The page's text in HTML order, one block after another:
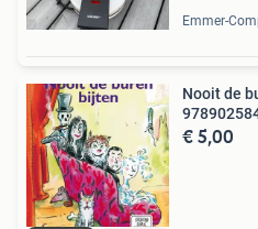
Emmer-
Nooit de
€ 5,00